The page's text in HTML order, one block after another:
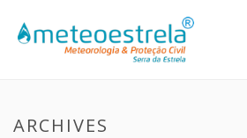
ARCHIVES